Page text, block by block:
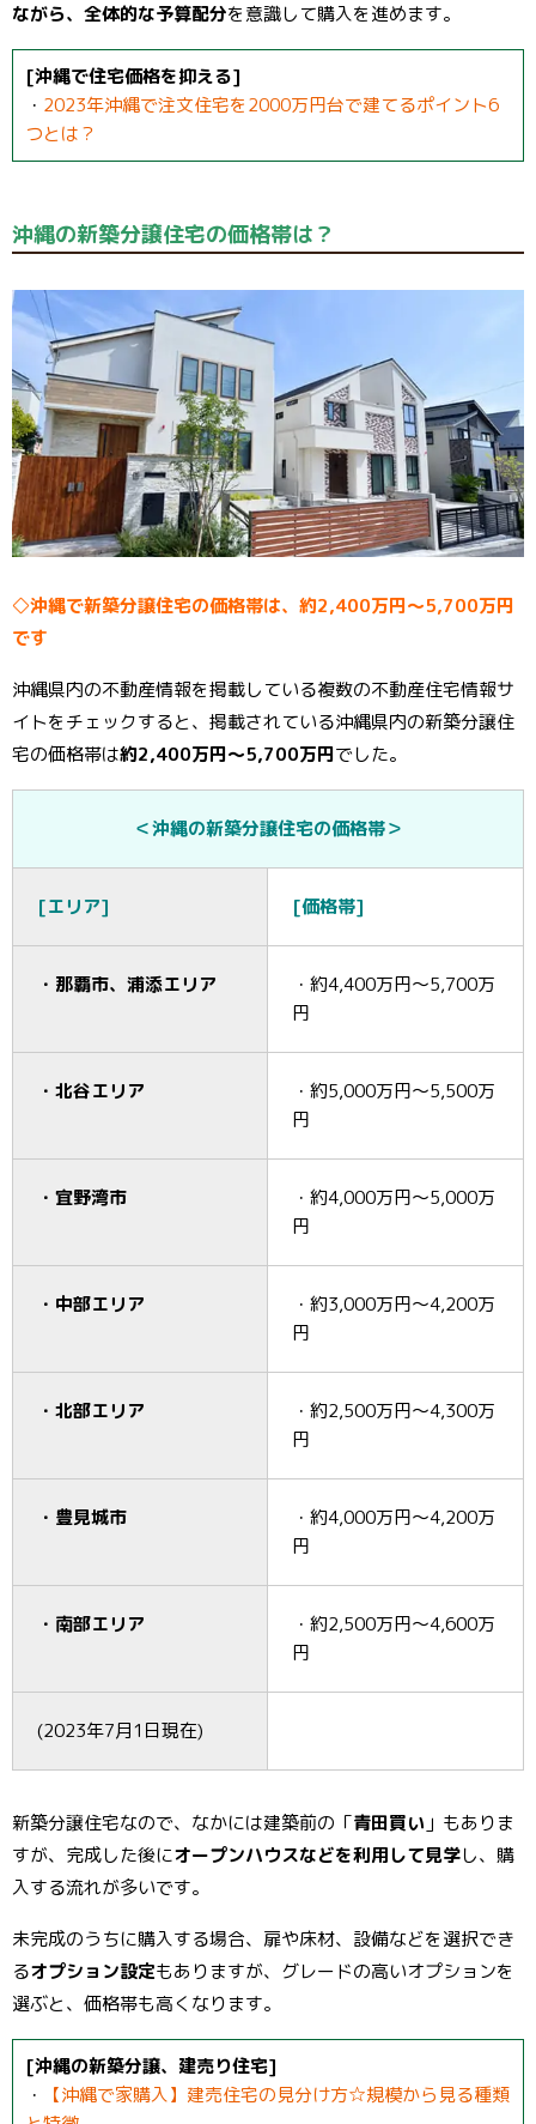
ながら、全体的な予算配分を意識して購入を進めます。
[沖縄で住宅価格を抑える]
・ 2023年沖縄で注文住宅を2000万円台で建てるポイント6
つとは？
沖縄の新築分譲住宅の価格帯は？
◇沖縄で新築分譲住宅の価格帯は、約2,400万円～5,700万円
です
沖縄県内の不動産情報を掲載している複数の不動産住宅情報サ
イトをチェックすると、掲載されている沖縄県内の新築分譲住
宅の価格帯は約2,400万円～5,700万円でした。
＜沖縄の新築分譲住宅の価格帯＞
[エリア] [価格帯]
・那覇市、浦添エリア
・約4,400万円～5,700万
円
・北谷エリア
・約5,000万円～5,500万
円
・宜野湾市
・約4,000万円～5,000万
円
・中部エリア
・約3,000万円～4,200万
円
・北部エリア
・約2,500万円～4,300万
円
・豊見城市
・約4,000万円～4,200万
円
・南部エリア
・約2,500万円～4,600万
円
(2023年7月1日現在)
新築分譲住宅なので、なかには建築前の「青田買い 」もありま
すが、完成した後にオープンハウスなどを利用して見学し、購
入する流れが多いです。
未完成のうちに購入する場合、扉や床材、設備などを選択でき
るオプション設定もありますが、グレードの高いオプションを
選ぶと、価格帯も高くなります。
[沖縄の新築分譲、建売り住宅]
・
【沖縄で家購入】建売住宅の見分け方☆規模から見る種類